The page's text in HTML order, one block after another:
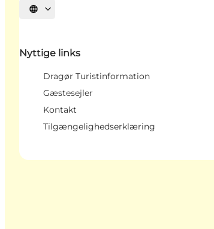
Vælg sprog
Nyttige links
Dragør Turistinformation
Gæstesejler
Kontakt
Tilgængelighedserklæring